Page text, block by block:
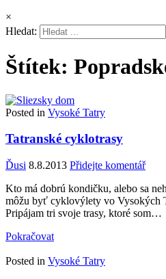
×
Hledat:
Štítek:
Posted in Vysoké Tatry
Tatranské cyklotrasy
Ďusi 8.8.2013 Přidejte komentář
Kto má dobrú kondičku, alebo sa
môžu byť cyklovýlety vo Vysokých
Pripájam tri svoje trasy, ktoré som…
Pokračovat
Posted in Vysoké Tatry